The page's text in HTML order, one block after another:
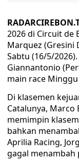
2026 di Circuit de
Marquez (Gresini
Sabtu (16/5/
Giannantonio
main race
Di klasemen
Catalunya, Marco
memimpin
bahkan
Aprilia Racing,
gagal menambah